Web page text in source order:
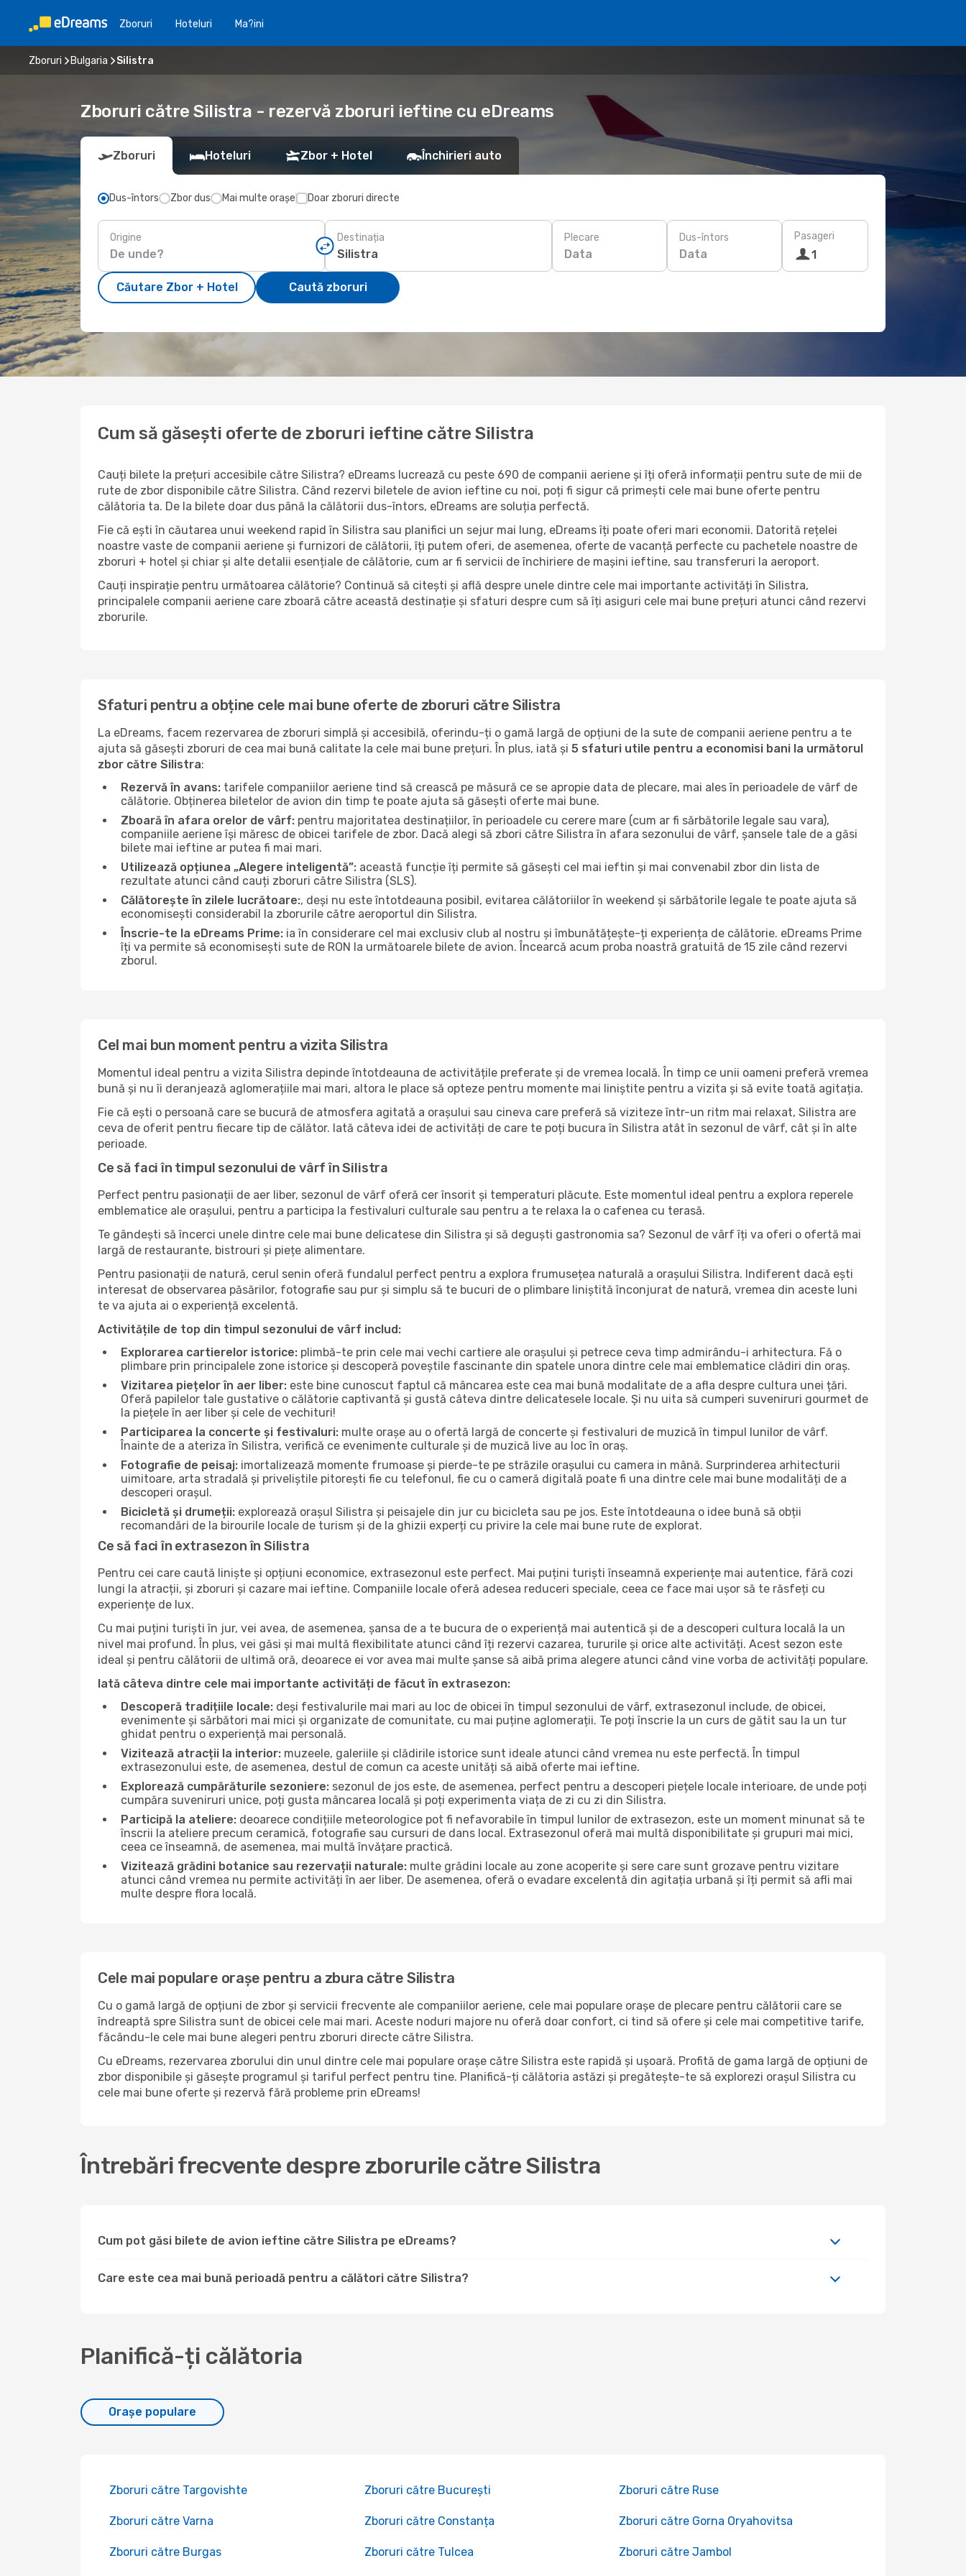
Zboruri Hoteluri Ma?ini
Zboruri Bulgaria Silistra
Zboruri către Silistra - rezervă zboruri ieftine cu eDreams
Zboruri Hoteluri Zbor + Hotel Închirieri auto
Dus-întors Zbor dus Mai multe orașe Doar zboruri directe
Origine Destinația Plecare
Data
Dus-întors
Data
Pasageri
1
Căutare Zbor + Hotel Caută zboruri
Cum să găsești oferte de zboruri ieftine către Silistra
Cauți bilete la prețuri accesibile către Silistra? eDreams lucrează cu peste 690 de companii aeriene și îți oferă informații pentru sute de mii de
rute de zbor disponibile către Silistra. Când rezervi biletele de avion ieftine cu noi, poți fi sigur că primești cele mai bune oferte pentru
călătoria ta. De la bilete doar dus până la călătorii dus-întors, eDreams are soluția perfectă.
Fie că ești în căutarea unui weekend rapid în Silistra sau planifici un sejur mai lung, eDreams îți poate oferi mari economii. Datorită rețelei
noastre vaste de companii aeriene și furnizori de călătorii, îți putem oferi, de asemenea, oferte de vacanță perfecte cu pachetele noastre de
zboruri + hotel și chiar și alte detalii esențiale de călătorie, cum ar fi servicii de închiriere de mașini ieftine, sau transferuri la aeroport.
Cauți inspirație pentru următoarea călătorie? Continuă să citești și află despre unele dintre cele mai importante activități în Silistra,
principalele companii aeriene care zboară către această destinație și sfaturi despre cum să îți asiguri cele mai bune prețuri atunci când rezervi
zborurile.
Sfaturi pentru a obține cele mai bune oferte de zboruri către Silistra
La eDreams, facem rezervarea de zboruri simplă și accesibilă, oferindu-ți o gamă largă de opțiuni de la sute de companii aeriene pentru a te
ajuta să găsești zboruri de cea mai bună calitate la cele mai bune prețuri. În plus, iată și 5 sfaturi utile pentru a economisi bani la următorul
zbor către Silistra:
Rezervă în avans: tarifele companiilor aeriene tind să crească pe măsură ce se apropie data de plecare, mai ales în perioadele de vârf de
călătorie. Obținerea biletelor de avion din timp te poate ajuta să găsești oferte mai bune.
Zboară în afara orelor de vârf: pentru majoritatea destinațiilor, în perioadele cu cerere mare (cum ar fi sărbătorile legale sau vara),
companiile aeriene își măresc de obicei tarifele de zbor. Dacă alegi să zbori către Silistra în afara sezonului de vârf, șansele tale de a găsi
bilete mai ieftine ar putea fi mai mari.
Utilizează opțiunea „Alegere inteligentă”: această funcție îți permite să găsești cel mai ieftin și mai convenabil zbor din lista de
rezultate atunci când cauți zboruri către Silistra (SLS).
Călătorește în zilele lucrătoare:, deși nu este întotdeauna posibil, evitarea călătoriilor în weekend și sărbătorile legale te poate ajuta să
economisești considerabil la zborurile către aeroportul din Silistra.
Înscrie-te la eDreams Prime: ia în considerare cel mai exclusiv club al nostru și îmbunătățește-ți experiența de călătorie. eDreams Prime
îți va permite să economisești sute de RON la următoarele bilete de avion. Încearcă acum proba noastră gratuită de 15 zile când rezervi
zborul.
Cel mai bun moment pentru a vizita Silistra
Momentul ideal pentru a vizita Silistra depinde întotdeauna de activitățile preferate și de vremea locală. În timp ce unii oameni preferă vremea
bună și nu îi deranjează aglomerațiile mai mari, altora le place să opteze pentru momente mai liniștite pentru a vizita și să evite toată agitația.
Fie că ești o persoană care se bucură de atmosfera agitată a orașului sau cineva care preferă să viziteze într-un ritm mai relaxat, Silistra are
ceva de oferit pentru fiecare tip de călător. Iată câteva idei de activități de care te poți bucura în Silistra atât în ​​sezonul de vârf, cât și în alte
perioade.
Ce să faci în timpul sezonului de vârf în Silistra
Perfect pentru pasionații de aer liber, sezonul de vârf oferă cer însorit și temperaturi plăcute. Este momentul ideal pentru a explora reperele
emblematice ale orașului, pentru a participa la festivaluri culturale sau pentru a te relaxa la o cafenea cu terasă.
Te gândești să încerci unele dintre cele mai bune delicatese din Silistra și să deguști gastronomia sa? Sezonul de vârf îți va oferi o ofertă mai
largă de restaurante, bistrouri și piețe alimentare.
Pentru pasionații de natură, cerul senin oferă fundalul perfect pentru a explora frumusețea naturală a orașului Silistra. Indiferent dacă ești
interesat de observarea păsărilor, fotografie sau pur și simplu să te bucuri de o plimbare liniștită înconjurat de natură, vremea din aceste luni
te va ajuta ai o experiență excelentă.
Activitățile de top din timpul sezonului de vârf includ:
Explorarea cartierelor istorice: plimbă-te prin cele mai vechi cartiere ale orașului și petrece ceva timp admirându-i arhitectura. Fă o
plimbare prin principalele zone istorice și descoperă poveștile fascinante din spatele unora dintre cele mai emblematice clădiri din oraș.
Vizitarea piețelor în aer liber: este bine cunoscut faptul că mâncarea este cea mai bună modalitate de a afla despre cultura unei țări.
Oferă papilelor tale gustative o călătorie captivantă și gustă câteva dintre delicatesele locale. Și nu uita să cumperi suveniruri gourmet de
la piețele în aer liber și cele de vechituri!
Participarea la concerte și festivaluri: multe orașe au o ofertă largă de concerte și festivaluri de muzică în timpul lunilor de vârf.
Înainte de a ateriza în Silistra, verifică ce evenimente culturale și de muzică live au loc în oraș.
Fotografie de peisaj: imortalizează momente frumoase și pierde-te pe străzile orașului cu camera in mână. Surprinderea arhitecturii
uimitoare, arta stradală și priveliștile pitorești fie cu telefonul, fie cu o cameră digitală poate fi una dintre cele mai bune modalități de a
descoperi orașul.
Bicicletă și drumeții: explorează orașul Silistra și peisajele din jur cu bicicleta sau pe jos. Este întotdeauna o idee bună să obții
recomandări de la birourile locale de turism și de la ghizii experți cu privire la cele mai bune rute de explorat.
Ce să faci în extrasezon în Silistra
Pentru cei care caută liniște și opțiuni economice, extrasezonul este perfect. Mai puțini turiști înseamnă experiențe mai autentice, fără cozi
lungi la atracții, și zboruri și cazare mai ieftine. Companiile locale oferă adesea reduceri speciale, ceea ce face mai ușor să te răsfeți cu
experiențe de lux.
Cu mai puțini turiști în jur, vei avea, de asemenea, șansa de a te bucura de o experiență mai autentică și de a descoperi cultura locală la un
nivel mai profund. În plus, vei găsi și mai multă flexibilitate atunci când îți rezervi cazarea, tururile și orice alte activități. Acest sezon este
ideal și pentru călătorii de ultimă oră, deoarece ei vor avea mai multe șanse să aibă prima alegere atunci când vine vorba de activități populare.
Iată câteva dintre cele mai importante activități de făcut în extrasezon:
Descoperă tradițiile locale: deși festivalurile mai mari au loc de obicei în timpul sezonului de vârf, extrasezonul include, de obicei,
evenimente și sărbători mai mici și organizate de comunitate, cu mai puține aglomerații. Te poți înscrie la un curs de gătit sau la un tur
ghidat pentru o experiență mai personală.
Vizitează atracții la interior: muzeele, galeriile și clădirile istorice sunt ideale atunci când vremea nu este perfectă. În timpul
extrasezonului este, de asemenea, destul de comun ca aceste unități să aibă oferte mai ieftine.
Explorează cumpărăturile sezoniere: sezonul de jos este, de asemenea, perfect pentru a descoperi piețele locale interioare, de unde poți
cumpăra suveniruri unice, poți gusta mâncarea locală și poți experimenta viața de zi cu zi din Silistra.
Participă la ateliere: deoarece condițiile meteorologice pot fi nefavorabile în timpul lunilor de extrasezon, este un moment minunat să te
înscrii la ateliere precum ceramică, fotografie sau cursuri de dans local. Extrasezonul oferă mai multă disponibilitate și grupuri mai mici,
ceea ce înseamnă, de asemenea, mai multă învățare practică.
Vizitează grădini botanice sau rezervații naturale: multe grădini locale au zone acoperite și sere care sunt grozave pentru vizitare
atunci când vremea nu permite activități în aer liber. De asemenea, oferă o evadare excelentă din agitația urbană și îți permit să afli mai
multe despre flora locală.
Cele mai populare orașe pentru a zbura către Silistra
Cu o gamă largă de opțiuni de zbor și servicii frecvente ale companiilor aeriene, cele mai populare orașe de plecare pentru călătorii care se
îndreaptă spre Silistra sunt de obicei cele mai mari. Aceste noduri majore nu oferă doar confort, ci tind să ofere și cele mai competitive tarife,
făcându-le cele mai bune alegeri pentru zboruri directe către Silistra.
Cu eDreams, rezervarea zborului din unul dintre cele mai populare orașe către Silistra este rapidă și ușoară. Profită de gama largă de opțiuni de
zbor disponibile și găsește programul și tariful perfect pentru tine. Planifică-ți călătoria astăzi și pregătește-te să explorezi orașul Silistra cu
cele mai bune oferte și rezervă fără probleme prin eDreams!
Întrebări frecvente despre zborurile către Silistra
Cum pot găsi bilete de avion ieftine către Silistra pe eDreams?
Care este cea mai bună perioadă pentru a călători către Silistra?
Planifică-ți călătoria
Orașe populare
Zboruri către Targovishte Zboruri către București Zboruri către Ruse
Zboruri către Varna Zboruri către Constanța Zboruri către Gorna Oryahovitsa
Zboruri către Burgas Zboruri către Tulcea Zboruri către Jambol